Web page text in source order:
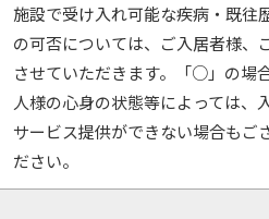
施設で受け入れ可能な疾病・既往
の可否については、ご入居者様、
させていただきます。「○」の場
人様の心身の状態等によっては、
サービス提供ができない場合もご
ださい。